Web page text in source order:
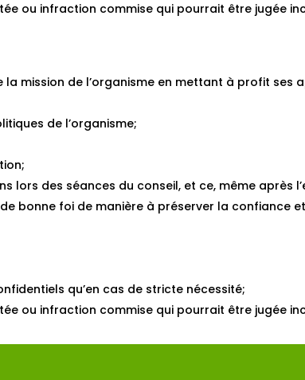
ou infraction commise qui pourrait être jugée
mission de l’organisme en mettant à profit ses
de l’organisme;
lors des séances du conseil, et ce, même après
bonne foi de manière à préserver la confiance
qu’en cas de stricte nécessité;
ou infraction commise qui pourrait être jugée